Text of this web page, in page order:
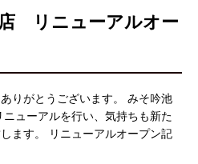
リニューアルオー
りがとうございます。 みそ吟池
ューアルを行い、気持ちも新た
ます。 リニューアルオープン記